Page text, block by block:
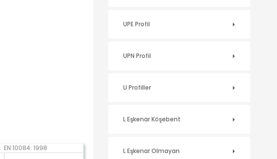
EN 10084: 1998
UPE Profil
UPN Profil
U Profiller
L Eşkenar Köşebent
L Eşkenar Olmayan